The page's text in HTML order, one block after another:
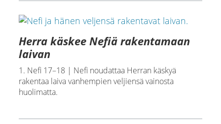
Herra käskee Nefiä rakentamaan
laivan
1. Nefi 17–18 | Nefi noudattaa Herran käskyä
rakentaa laiva vanhempien veljiensä vainosta
huolimatta.